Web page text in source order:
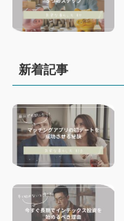
新着記事